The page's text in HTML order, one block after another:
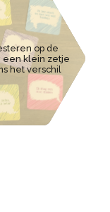
op de
een klein zetje
het verschil